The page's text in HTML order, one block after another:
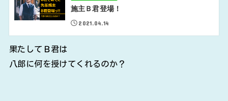
施主Ｂ君登場！
2021.04.14
果たしてＢ君は
八郎に何を授けてくれるのか？